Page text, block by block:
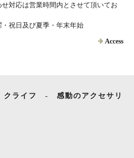
せ対応は営業時間内とさせて頂いてお
・祝日及び夏季・年末年始
Access
ライフ - 感動のアクセサリ